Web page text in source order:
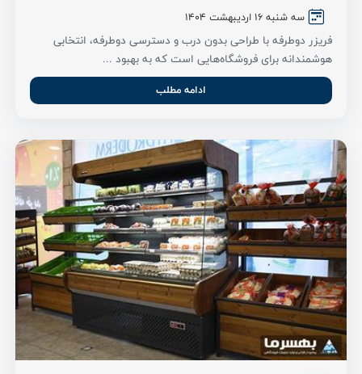
سه شنبه ۱6 اردیبهشت ۱۴۰۴
فریزر دوطرفه با طراحی بدون درب و دسترسی دوطرفه، انتخابی
هوشمندانه برای فروشگاه‌هایی است که به بهبود ...
ادامه مطلب